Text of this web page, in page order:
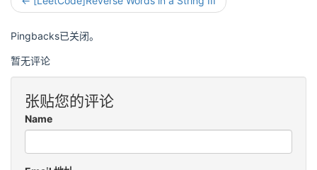
Pingbacks已关闭。
暂无评论
张贴您的评论
Name